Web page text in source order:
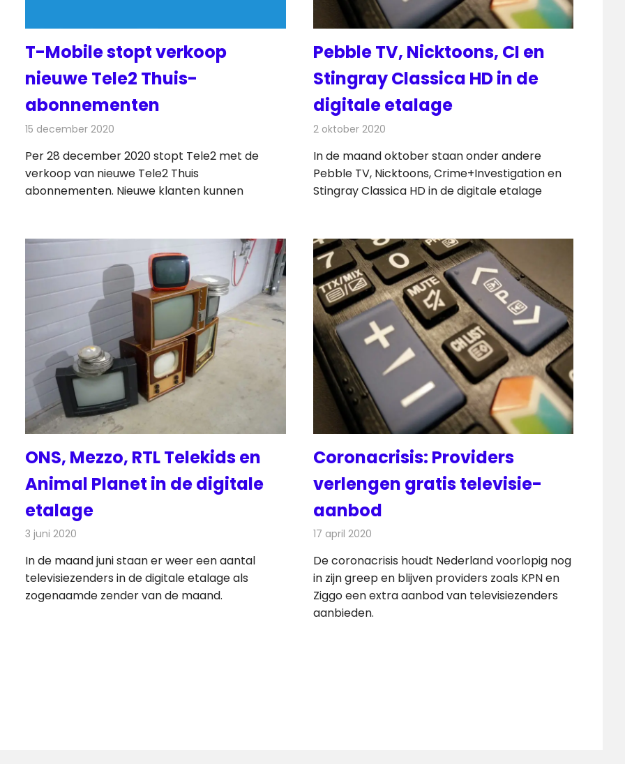
T-Mobile stopt verkoop
nieuwe Tele2 Thuis-
abonnementen
15 december 2020
Per 28 december 2020 stopt Tele2 met de
verkoop van nieuwe Tele2 Thuis
abonnementen. Nieuwe klanten kunnen
Pebble TV, Nicktoons, CI en
Stingray Classica HD in de
digitale etalage
2 oktober 2020
In de maand oktober staan onder andere
Pebble TV, Nicktoons, Crime+Investigation en
Stingray Classica HD in de digitale etalage
ONS, Mezzo, RTL Telekids en
Animal Planet in de digitale
etalage
3 juni 2020
In de maand juni staan er weer een aantal
televisiezenders in de digitale etalage als
zogenaamde zender van de maand.
Coronacrisis: Providers
verlengen gratis televisie-
aanbod
17 april 2020
De coronacrisis houdt Nederland voorlopig nog
in zijn greep en blijven providers zoals KPN en
Ziggo een extra aanbod van televisiezenders
aanbieden.